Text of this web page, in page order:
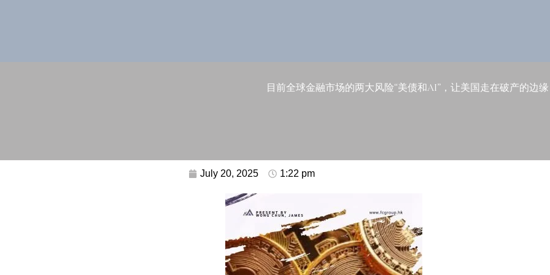
目前全球金融市场的两大风险“美债和AI”，让美国走在破产的边
July 20, 2025 1:22 pm